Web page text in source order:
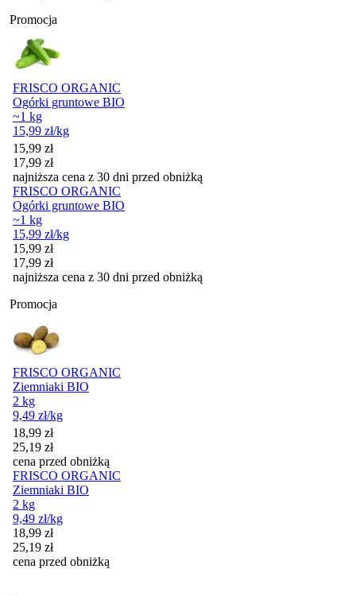
Promocja
FRISCO ORGANIC
Ogórki gruntowe BIO
~1 kg
15,99 zł/kg
Cena promocyjna
15,99 zł
17,99 zł
najniższa cena z 30 dni przed obniżką
FRISCO ORGANIC
Ogórki gruntowe BIO
~1 kg
15,99 zł/kg
Cena promocyjna
15,99 zł
17,99 zł
najniższa cena z 30 dni przed obniżką
Promocja
FRISCO ORGANIC
Ziemniaki BIO
2 kg
9,49 zł/kg
Cena promocyjna
18,99 zł
25,19 zł
cena przed obniżką
FRISCO ORGANIC
Ziemniaki BIO
2 kg
9,49 zł/kg
Cena promocyjna
18,99 zł
25,19 zł
cena przed obniżką